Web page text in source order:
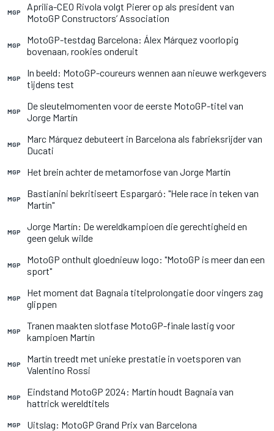
MGP
Aprilia-CEO Rivola volgt Pierer op als president van
MotoGP Constructors’ Association
MGP
MotoGP-testdag Barcelona: Álex Márquez voorlopig
bovenaan, rookies onderuit
MGP
In beeld: MotoGP-coureurs wennen aan nieuwe werkgevers
tijdens test
MGP
De sleutelmomenten voor de eerste MotoGP-titel van
Jorge Martín
MGP
Marc Márquez debuteert in Barcelona als fabrieksrijder van
Ducati
MGP Het brein achter de metamorfose van Jorge Martín
MGP
Bastianini bekritiseert Espargaró: "Hele race in teken van
Martín"
MGP
Jorge Martín: De wereldkampioen die gerechtigheid en
geen geluk wilde
MGP
MotoGP onthult gloednieuw logo: "MotoGP is meer dan een
sport"
MGP
Het moment dat Bagnaia titelprolongatie door vingers zag
glippen
MGP
Tranen maakten slotfase MotoGP-finale lastig voor
kampioen Martín
MGP
Martín treedt met unieke prestatie in voetsporen van
Valentino Rossi
MGP
Eindstand MotoGP 2024: Martín houdt Bagnaia van
hattrick wereldtitels
MGP Uitslag: MotoGP Grand Prix van Barcelona